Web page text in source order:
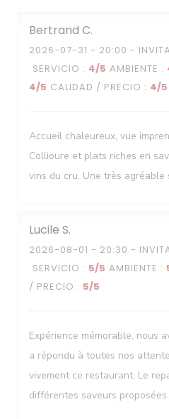
Bertrand C
2026-07-31 - 20:00 -
SERVICIO : 4/5 AMBIENTE :
4/5 CALIDAD / PRECIO : 4/5
Accueil chaleureux, vue
Collioure et plats riches en
vins du cru. Une très agréable
Lucile S
2026-08-01 - 20:30 -
SERVICIO : 5/5 AMBIENTE :
/ PRECIO : 5/5
Expérience mémorable, nous
a répondu à toutes nos
vivement ce restaurant. Le
différentes saveurs